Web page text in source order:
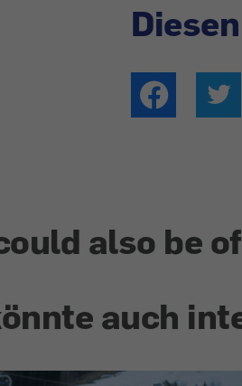
also be
auch